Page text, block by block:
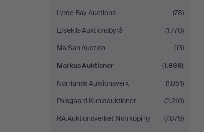
Lyme Bay Auctions
(78)
Lysekils Auktionsbyrå
(1.770)
Ma San Auction
(13)
Markus Auktioner
(1.888)
Norrlands Auktionsverk
(1.051)
Palsgaard Kunstauktioner
(2.210)
RA Auktionsverket Norrköping
(7.879)